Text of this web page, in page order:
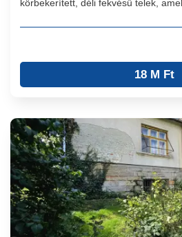
körbekerített, déli fekvésű telek,
18 M Ft